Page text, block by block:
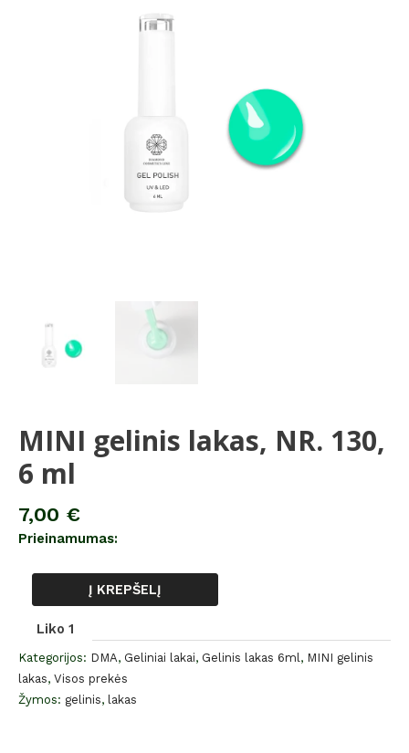
MINI gelinis lakas, NR. 130,
6 ml
7,00 €
Prieinamumas:
Į KREPŠELĮ
Liko 1
Kategorijos: DMA, Geliniai lakai, Gelinis lakas 6ml , MINI gelinis
lakas, Visos prekės
Žymos: gelinis, lakas